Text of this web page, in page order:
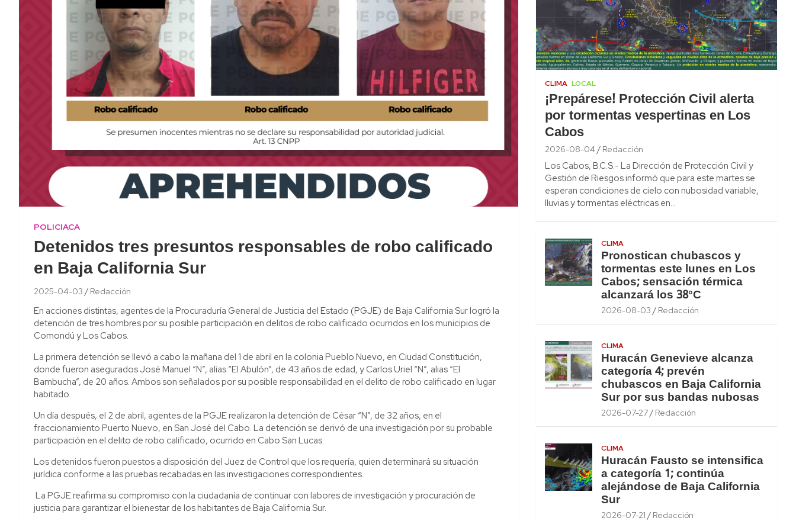
POLICIACA
Detenidos tres presuntos responsables de robo calificado
en Baja California Sur
2025-04-03 Redacción
En acciones distintas, agentes de la Procuraduría General de Justicia del Estado (PGJE) de Baja California Sur logró la
detención de tres hombres por su posible participación en delitos de robo calificado ocurridos en los municipios de
Comondú y Los Cabos.
La primera detención se llevó a cabo la mañana del 1 de abril en la colonia Pueblo Nuevo, en Ciudad Constitución,
donde fueron asegurados José Manuel “N”, alias “El Abulón”, de 43 años de edad, y Carlos Uriel “N”, alias “El
Bambucha”, de 20 años. Ambos son señalados por su posible responsabilidad en el delito de robo calificado en lugar
habitado.
Un día después, el 2 de abril, agentes de la PGJE realizaron la detención de César “N”, de 32 años, en el
fraccionamiento Puerto Nuevo, en San José del Cabo. La detención se derivó de una investigación por su probable
participación en el delito de robo calificado, ocurrido en Cabo San Lucas.
Los detenidos fueron puestos a disposición del Juez de Control que los requería, quien determinará su situación
jurídica conforme a las pruebas recabadas en las investigaciones correspondientes.
La PGJE reafirma su compromiso con la ciudadanía de continuar con labores de investigación y procuración de
justicia para garantizar el bienestar de los habitantes de Baja California Sur.
CLIMA LOCAL
¡Prepárese! Protección Civil alerta
por tormentas vespertinas en Los
Cabos
2026-08-04 Redacción
Los Cabos, B.C.S.- La Dirección de Protección Civil y
Gestión de Riesgos informó que para este martes se
esperan condiciones de cielo con nubosidad variable,
lluvias y tormentas eléctricas en…
CLIMA
Pronostican chubascos y
tormentas este lunes en Los
Cabos; sensación térmica
alcanzará los 38°C
2026-08-03 Redacción
CLIMA
Huracán Genevieve alcanza
categoría 4; prevén
chubascos en Baja California
Sur por sus bandas nubosas
2026-07-27 Redacción
CLIMA
Huracán Fausto se intensifica
a categoría 1; continúa
alejándose de Baja California
Sur
2026-07-21 Redacción